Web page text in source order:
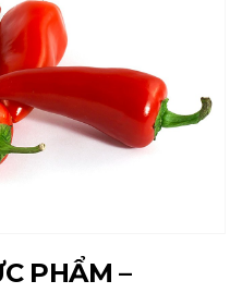
PHẨM –